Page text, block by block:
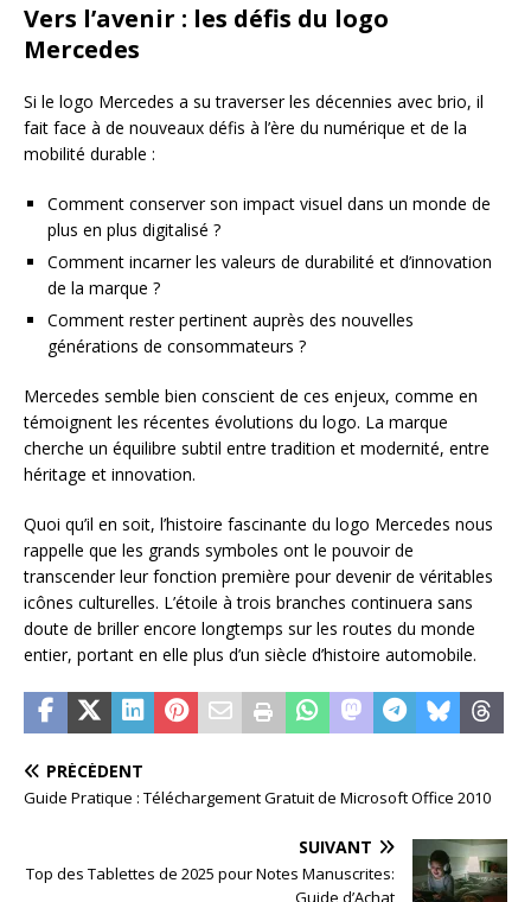
Vers l’avenir : les défis du logo
Mercedes
Si le logo Mercedes a su traverser les décennies avec brio, il
fait face à de nouveaux défis à l’ère du numérique et de la
mobilité durable :
Comment conserver son impact visuel dans un monde de
plus en plus digitalisé ?
Comment incarner les valeurs de durabilité et d’innovation
de la marque ?
Comment rester pertinent auprès des nouvelles
générations de consommateurs ?
Mercedes semble bien conscient de ces enjeux, comme en
témoignent les récentes évolutions du logo. La marque
cherche un équilibre subtil entre tradition et modernité, entre
héritage et innovation.
Quoi qu’il en soit, l’histoire fascinante du logo Mercedes nous
rappelle que les grands symboles ont le pouvoir de
transcender leur fonction première pour devenir de véritables
icônes culturelles. L’étoile à trois branches continuera sans
doute de briller encore longtemps sur les routes du monde
entier, portant en elle plus d’un siècle d’histoire automobile.
PRÉCÉDENT
Guide Pratique : Téléchargement Gratuit de Microsoft Office 2010
SUIVANT
Top des Tablettes de 2025 pour Notes Manuscrites:
Guide d’Achat